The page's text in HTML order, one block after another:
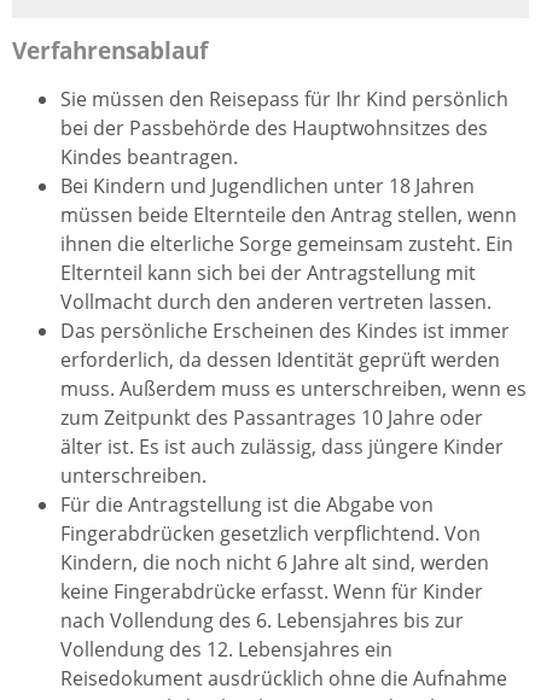
Verfahrensablauf
Sie müssen den Reisepass für Ihr Kind persönlich
bei der Passbehörde des Hauptwohnsitzes des
Kindes beantragen.
Bei Kindern und Jugendlichen unter 18 Jahren
müssen beide Elternteile den Antrag stellen, wenn
ihnen die elterliche Sorge gemeinsam zusteht. Ein
Elternteil kann sich bei der Antragstellung mit
Vollmacht durch den anderen vertreten lassen.
Das persönliche Erscheinen des Kindes ist immer
erforderlich, da dessen Identität geprüft werden
muss. Außerdem muss es unterschreiben, wenn es
zum Zeitpunkt des Passantrages 10 Jahre oder
älter ist. Es ist auch zulässig, dass jüngere Kinder
unterschreiben.
Für die Antragstellung ist die Abgabe von
Fingerabdrücken gesetzlich verpflichtend. Von
Kindern, die noch nicht 6 Jahre alt sind, werden
keine Fingerabdrücke erfasst. Wenn für Kinder
nach Vollendung des 6. Lebensjahres bis zur
Vollendung des 12. Lebensjahres ein
Reisedokument ausdrücklich ohne die Aufnahme